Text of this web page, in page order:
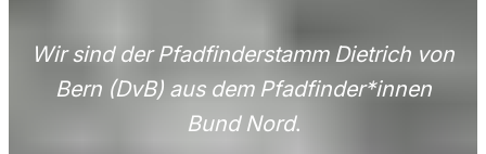
Wir sind der Pfadfinderstamm Dietrich von
Bern (DvB) aus dem Pfadfinder*innen
Bund Nord.